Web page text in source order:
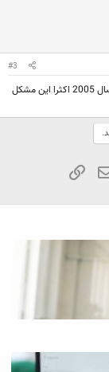
#3
مشکل از کرک برنامه است یه ورژن دیگرو امتحان کنید کرک های سال 2005 اکثرا این مشکل
ایمیل